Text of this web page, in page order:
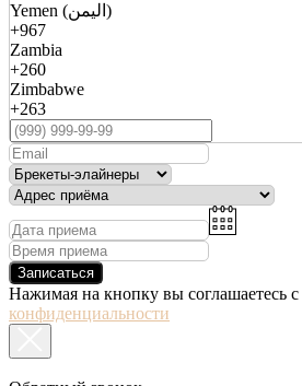
Yemen (اليمن)
+967
Zambia
+260
Zimbabwe
+263
Записаться
Нажимая на кнопку вы соглашаетесь с
конфиденциальности